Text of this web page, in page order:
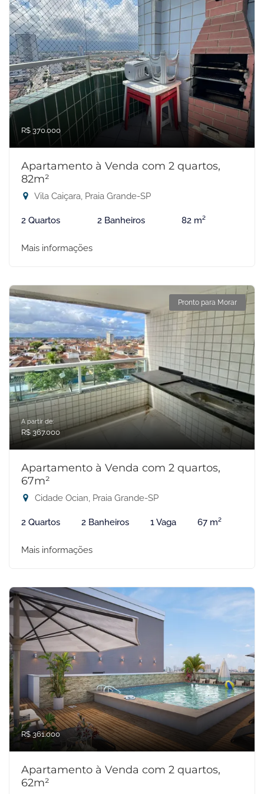
R$ 370.000
Apartamento à Venda com 2 quartos,
82m²
Vila Caiçara, Praia Grande-SP
2 Quartos 2 Banheiros 82 m²
Mais informações
Pronto para Morar
A partir de:
R$ 367.000
Apartamento à Venda com 2 quartos,
67m²
Cidade Ocian, Praia Grande-SP
2 Quartos 2 Banheiros 1 Vaga 67 m²
Mais informações
R$ 361.000
Apartamento à Venda com 2 quartos,
62m²